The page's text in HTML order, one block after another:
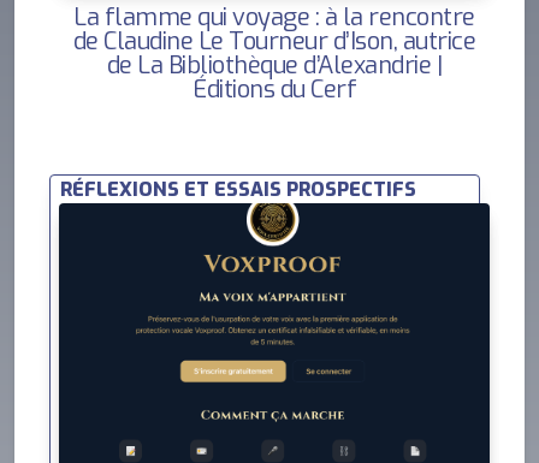
La flamme qui voyage : à la rencontre
de Claudine Le Tourneur d’Ison, autrice
de La Bibliothèque d’Alexandrie |
Éditions du Cerf
RÉFLEXIONS ET ESSAIS PROSPECTIFS